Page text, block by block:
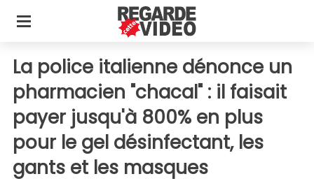
La police italienne dénonce un
pharmacien "chacal" : il faisait
payer jusqu'à 800% en plus
pour le gel désinfectant, les
gants et les masques